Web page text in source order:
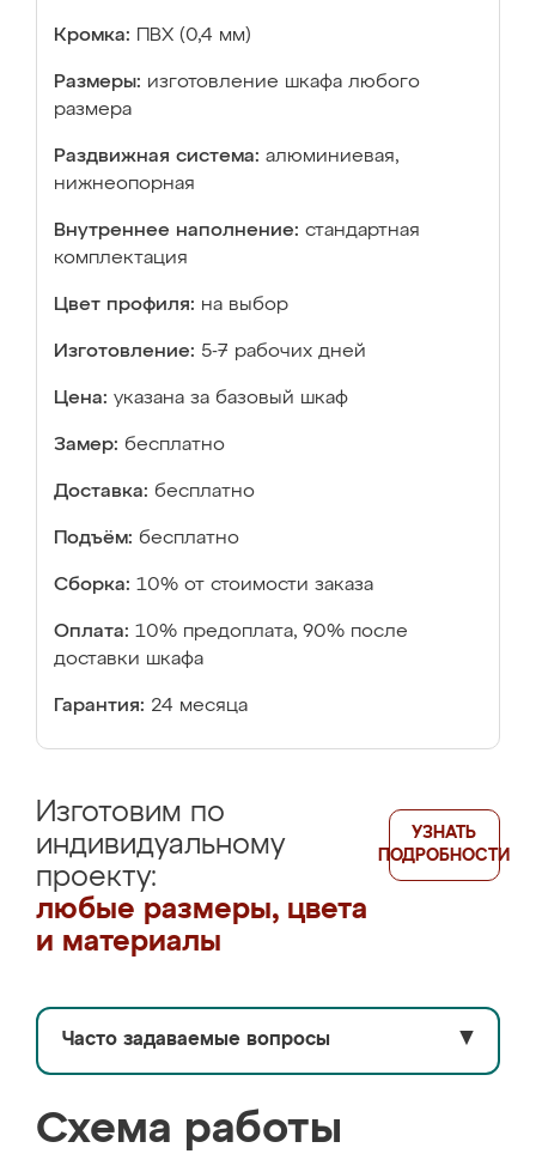
Кромка: ПВХ (0,4 мм)
Размеры: изготовление шкафа любого
размера
Раздвижная система: алюминиевая,
нижнеопорная
Внутреннее наполнение: стандартная
комплектация
Цвет профиля: на выбор
Изготовление: 5-7 рабочих дней
Цена: указана за базовый шкаф
Замер: бесплатно
Доставка: бесплатно
Подъём: бесплатно
Сборка: 10% от стоимости заказа
Оплата: 10% предоплата, 90% после
доставки шкафа
Гарантия: 24 месяца
Изготовим по
индивидуальному
проекту:
любые размеры, цвета
и материалы
УЗНАТЬ
ПОДРОБНОСТИ
Часто задаваемые вопросы ▼
Схема работы